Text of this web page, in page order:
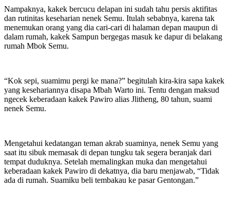
Nampaknya, kakek bercucu delapan ini sudah tahu persis aktifitas
dan rutinitas keseharian nenek Semu. Itulah sebabnya, karena tak
menemukan orang yang dia cari-cari di halaman depan maupun di
dalam rumah, kakek Sampun bergegas masuk ke dapur di belakang
rumah Mbok Semu.
“Kok sepi, suamimu pergi ke mana?” begitulah kira-kira sapa kakek
yang kesehariannya disapa Mbah Warto ini. Tentu dengan maksud
ngecek keberadaan kakek Pawiro alias Jlitheng, 80 tahun, suami
nenek Semu.
Mengetahui kedatangan teman akrab suaminya, nenek Semu yang
saat itu sibuk memasak di depan tungku tak segera beranjak dari
tempat duduknya. Setelah memalingkan muka dan mengetahui
keberadaan kakek Pawiro di dekatnya, dia baru menjawab, “Tidak
ada di rumah. Suamiku beli tembakau ke pasar Gentongan.”